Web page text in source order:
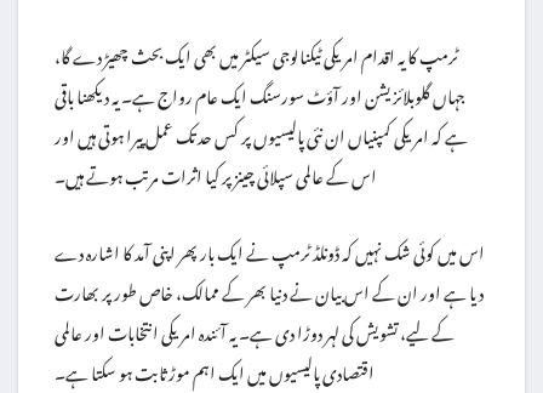
ٹرمپ کا یہ اقدام امریکی ٹیکنالوجی سیکٹر میں بھی ایک بحث چھیڑ دے گا،
جہاں گلوبلائزیشن اور آؤٹ سورسنگ ایک عام رواج ہے۔ یہ دیکھنا باقی
ہے کہ امریکی کمپنیاں ان نئی پالیسیوں پر کس حد تک عمل پیرا ہوتی ہیں اور
اس کے عالمی سپلائی چینز پر کیا اثرات مرتب ہوتے ہیں۔
اس میں کوئی شک نہیں کہ ڈونلڈ ٹرمپ نے ایک بار پھر اپنی آمد کا اشارہ دے
دیا ہے اور ان کے اس بیان نے دنیا بھر کے ممالک، خاص طور پر بھارت
کے لیے، تشویش کی لہر دوڑا دی ہے۔ یہ آئندہ امریکی انتخابات اور عالمی
اقتصادی پالیسیوں میں ایک اہم موڑ ثابت ہو سکتا ہے۔